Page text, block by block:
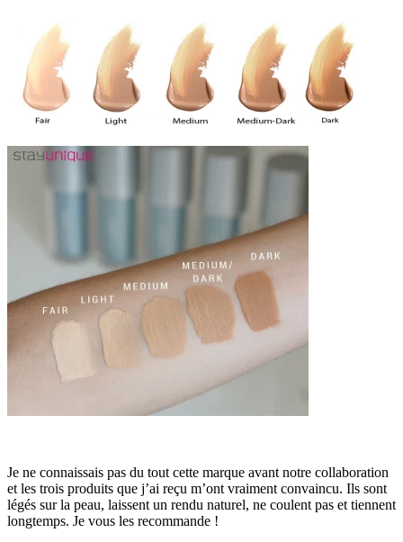
Je ne connaissais pas du tout cette marque avant notre collaboration
et les trois produits que j’ai reçu m’ont vraiment convaincu. Ils sont
légés sur la peau, laissent un rendu naturel, ne coulent pas et tiennent
longtemps. Je vous les recommande !